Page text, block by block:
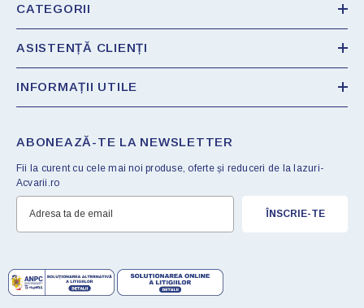
CATEGORII
ASISTENȚĂ CLIENȚI
INFORMAȚII UTILE
ABONEAZĂ-TE LA NEWSLETTER
Fii la curent cu cele mai noi produse, oferte și reduceri de la Iazuri-
Acvarii.ro
ÎNSCRIE-TE